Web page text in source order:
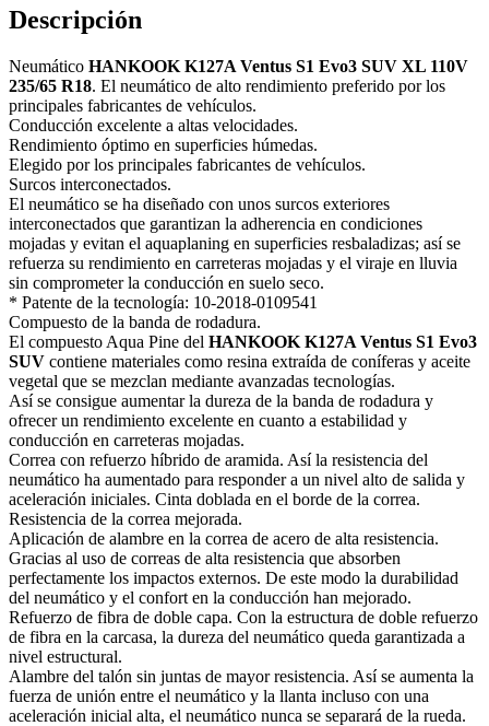
Descripción
Neumático HANKOOK K127A Ventus S1 Evo3 SUV XL 110V
235/65 R18. El neumático de alto rendimiento preferido por los
principales fabricantes de vehículos.
Conducción excelente a altas velocidades.
Rendimiento óptimo en superficies húmedas.
Elegido por los principales fabricantes de vehículos.
Surcos interconectados.
El neumático se ha diseñado con unos surcos exteriores
interconectados que garantizan la adherencia en condiciones
mojadas y evitan el aquaplaning en superficies resbaladizas; así se
refuerza su rendimiento en carreteras mojadas y el viraje en lluvia
sin comprometer la conducción en suelo seco.
* Patente de la tecnología: 10-2018-0109541
Compuesto de la banda de rodadura.
El compuesto Aqua Pine del HANKOOK K127A Ventus S1 Evo3
SUV contiene materiales como resina extraída de coníferas y aceite
vegetal que se mezclan mediante avanzadas tecnologías.
Así se consigue aumentar la dureza de la banda de rodadura y
ofrecer un rendimiento excelente en cuanto a estabilidad y
conducción en carreteras mojadas.
Correa con refuerzo híbrido de aramida. Así la resistencia del
neumático ha aumentado para responder a un nivel alto de salida y
aceleración iniciales. Cinta doblada en el borde de la correa.
Resistencia de la correa mejorada.
Aplicación de alambre en la correa de acero de alta resistencia.
Gracias al uso de correas de alta resistencia que absorben
perfectamente los impactos externos. De este modo la durabilidad
del neumático y el confort en la conducción han mejorado.
Refuerzo de fibra de doble capa. Con la estructura de doble refuerzo
de fibra en la carcasa, la dureza del neumático queda garantizada a
nivel estructural.
Alambre del talón sin juntas de mayor resistencia. Así se aumenta la
fuerza de unión entre el neumático y la llanta incluso con una
aceleración inicial alta, el neumático nunca se separará de la rueda.